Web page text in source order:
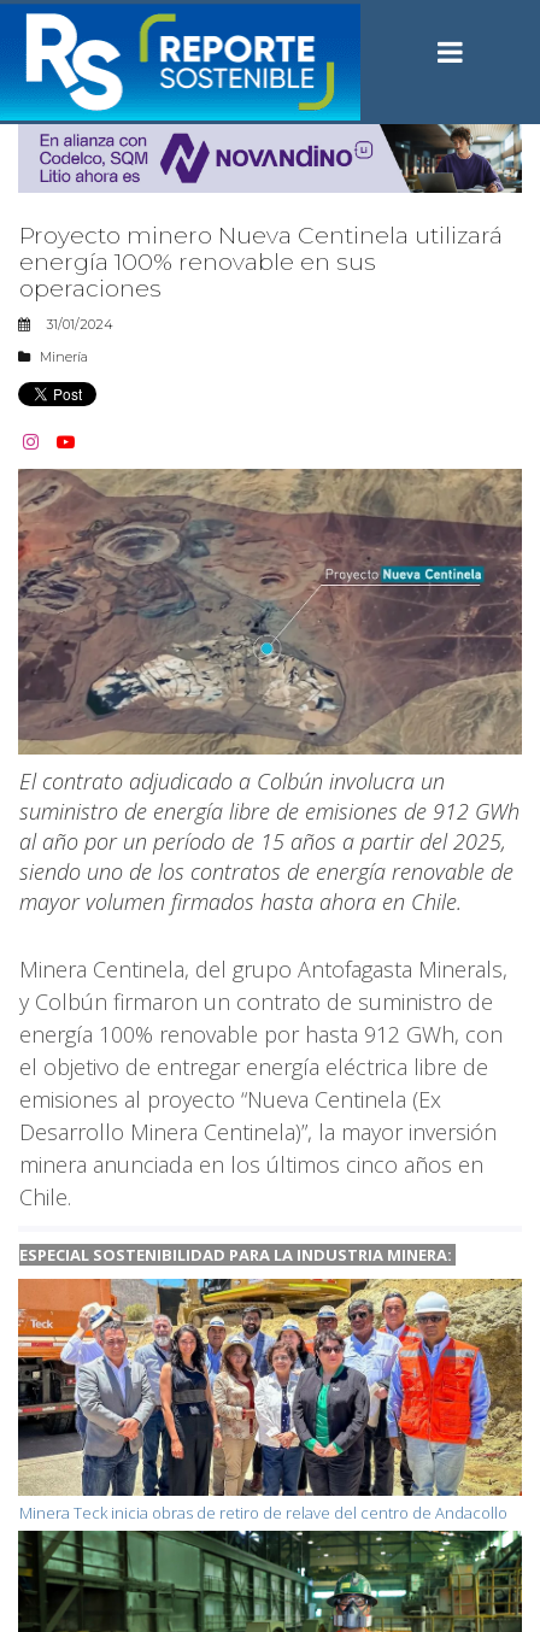
Proyecto minero Nueva Centinela utilizará
energía 100% renovable en sus
operaciones
31/01/2024
Minería
 
El contrato adjudicado a Colbún involucra un
suministro de energía libre de emisiones de 912 GWh
al año por un período de 15 años a partir del 2025,
siendo uno de los contratos de energía renovable de
mayor volumen firmados hasta ahora en Chile.
Minera Centinela, del grupo Antofagasta Minerals,
y Colbún firmaron un contrato de suministro de
energía 100% renovable por hasta 912 GWh, con
el objetivo de entregar energía eléctrica libre de
emisiones al proyecto “Nueva Centinela (Ex
Desarrollo Minera Centinela)”, la mayor inversión
minera anunciada en los últimos cinco años en
Chile.
ESPECIAL SOSTENIBILIDAD PARA LA INDUSTRIA MINERA:
Minera Teck inicia obras de retiro de relave del centro de Andacollo